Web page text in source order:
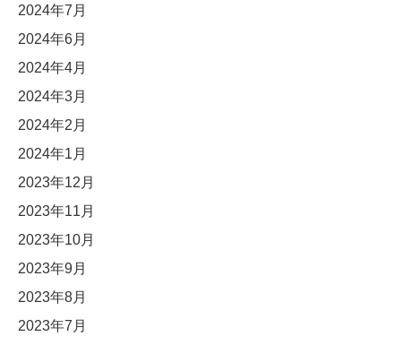
2024年7月
2024年6月
2024年4月
2024年3月
2024年2月
2024年1月
2023年12月
2023年11月
2023年10月
2023年9月
2023年8月
2023年7月